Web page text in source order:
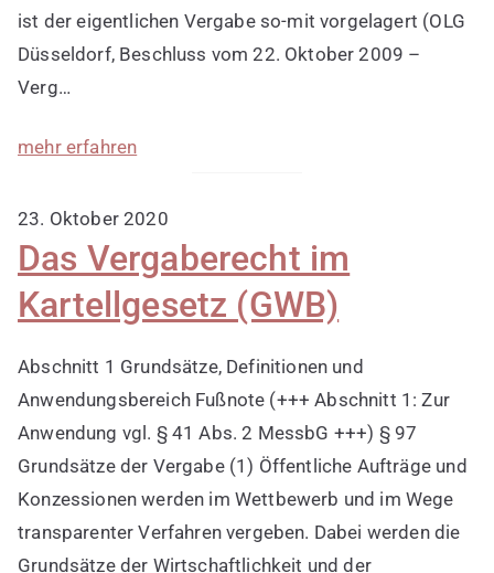
ist der eigentlichen Vergabe so-mit vorgelagert (OLG
Düsseldorf, Beschluss vom 22. Oktober 2009 –
Verg…
mehr erfahren
23. Oktober 2020
Das Vergaberecht im
Kartellgesetz (GWB)
Abschnitt 1 Grundsätze, Definitionen und
Anwendungsbereich Fußnote (+++ Abschnitt 1: Zur
Anwendung vgl. § 41 Abs. 2 MessbG +++) § 97
Grundsätze der Vergabe (1) Öffentliche Aufträge und
Konzessionen werden im Wettbewerb und im Wege
transparenter Verfahren vergeben. Dabei werden die
Grundsätze der Wirtschaftlichkeit und der